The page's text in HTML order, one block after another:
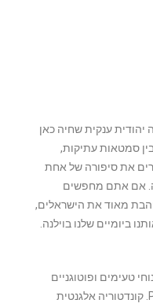
יהודית ענקית שחיה כאן
סמטאות עתיקות,
את סיפורה של אחת
אם אתם מחפשים
מאוד את הישראלים,
ביומיים שלנו בוילנה.
טעימים ופוטוגניים
במיוחד, השם של המקום Poniu laime. קונדטוריה אלגנטית